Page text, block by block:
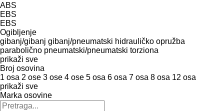
ABS
EBS
EBS
Ogibljenje
gibanj/gibanj gibanj/pneumatski hidrauličko opružba
parabolično pneumatski/pneumatski torziona
prikaži sve
Broj osovina
1 osa 2 ose 3 ose 4 ose 5 osa 6 osa 7 osa 8 osa 12 osa
prikaži sve
Marka osovine